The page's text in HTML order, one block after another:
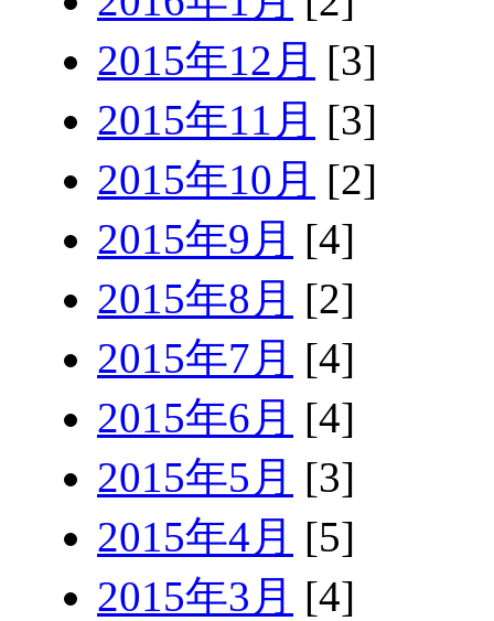
2015年12月 [3]
2015年11月 [3]
2015年10月 [2]
2015年9月 [4]
2015年8月 [2]
2015年7月 [4]
2015年6月 [4]
2015年5月 [3]
2015年4月 [5]
2015年3月 [4]